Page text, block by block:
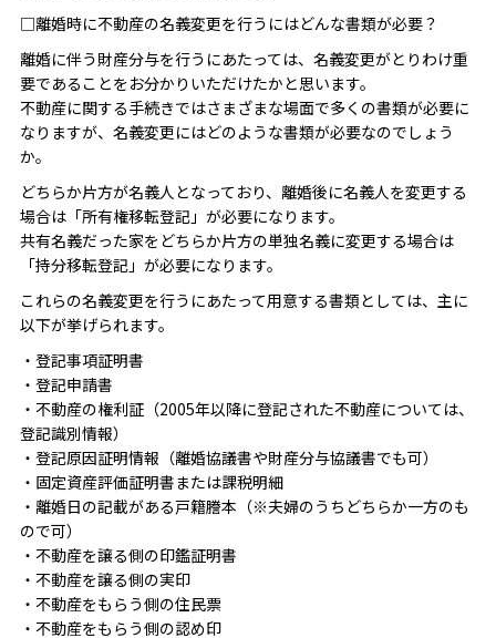
□離婚時に不動産の名義変更を行うにはどんな書類が必要？
離婚に伴う財産分与を行うにあたっては、名義変更がとりわけ重
要であることをお分かりいただけたかと思います。
不動産に関する手続きではさまざまな場面で多くの書類が必要に
なりますが、名義変更にはどのような書類が必要なのでしょう
か。
どちらか片方が名義人となっており、離婚後に名義人を変更する
場合は「所有権移転登記」が必要になります。
共有名義だった家をどちらか片方の単独名義に変更する場合は
「持分移転登記」が必要になります。
これらの名義変更を行うにあたって用意する書類としては、主に
以下が挙げられます。
・登記事項証明書
・登記申請書
・不動産の権利証（2005年以降に登記された不動産については、
登記識別情報）
・登記原因証明情報（離婚協議書や財産分与協議書でも可）
・固定資産評価証明書または課税明細
・離婚日の記載がある戸籍謄本（※夫婦のうちどちらか一方のも
ので可）
・不動産を譲る側の印鑑証明書
・不動産を譲る側の実印
・不動産をもらう側の住民票
・不動産をもらう側の認め印